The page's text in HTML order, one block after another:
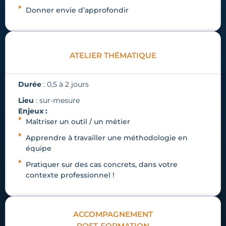
Donner envie d’approfondir
ATELIER THÉMATIQUE
Durée : 0,5 à 2 jours
Lieu : sur-mesure
Enjeux :
Maîtriser un outil / un métier
Apprendre à travailler une méthodologie en
équipe
Pratiquer sur des cas concrets, dans votre
contexte professionnel !
ACCOMPAGNEMENT